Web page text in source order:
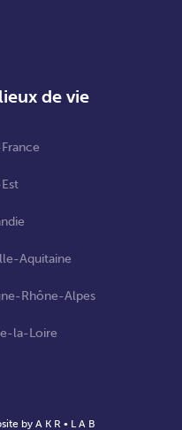
de vie
Aquitaine
Rhône-Alpes
la-Loire
by A K R • L A B